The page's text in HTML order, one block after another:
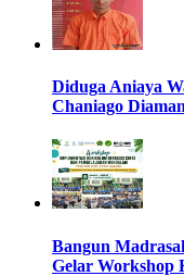
Diduga Aniaya
Chaniago
Bangun
Gelar Workshop